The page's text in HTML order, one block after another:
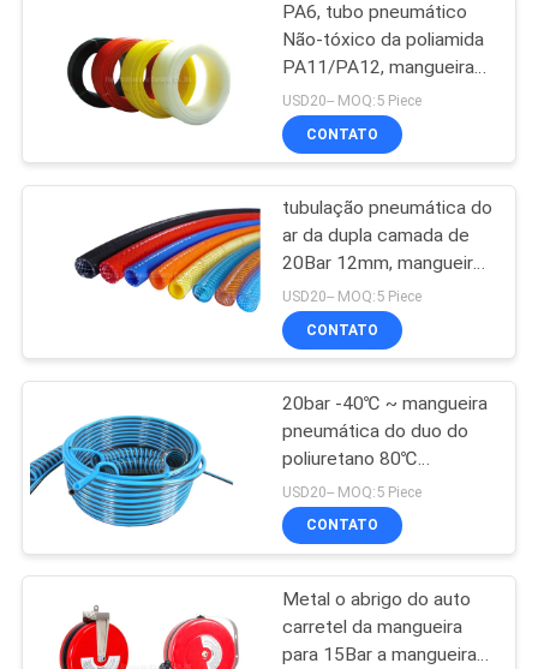
SITE
POLICY
Válvula de controle
mecânica
Válvula de controle
pneumática do fluxo
17
válvula de pulso jato
PA6, tubo pneumático
Não-tóxico da poliamida
PA11/PA12, mangueira
de ar 20Bar de nylon
USD20-- MOQ:5 Piece
CONTATO
tubulação pneumática do
ar da dupla camada de
20Bar 12mm, mangueira
de ar trançada da fibra
de TPU
USD20-- MOQ:5 Piece
CONTATO
20bar -40℃ ~ mangueira
pneumática do duo do
poliuretano 80℃
termoplástico
USD20-- MOQ:5 Piece
CONTATO
Metal o abrigo do auto
carretel da mangueira
para 15Bar a mangueira